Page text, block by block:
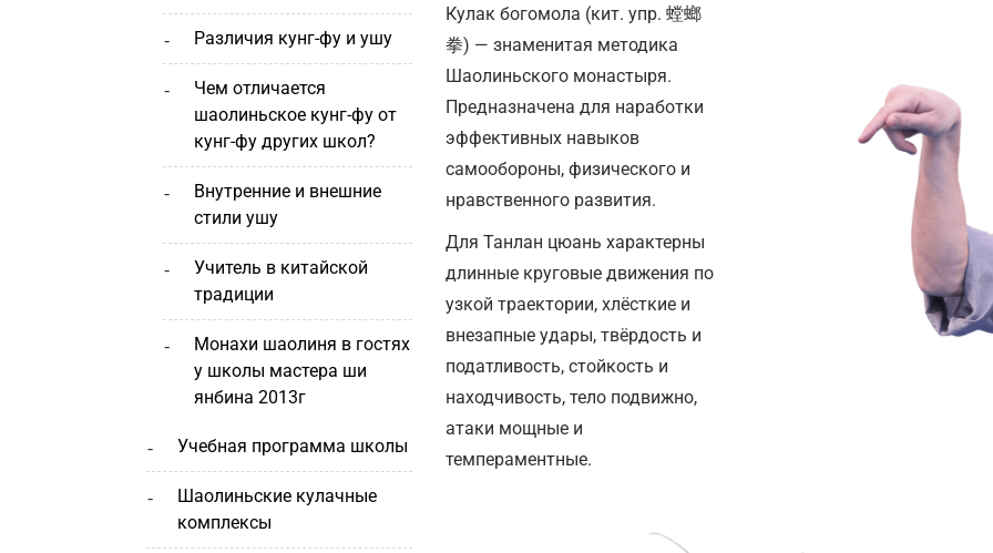
различия кунг-фу и ушу
чем отличается
шаолиньское кунг-фу от
кунг-фу других школ?
внутренние и внешние
стили ушу
учитель в китайской
традиции
монахи шаолиня в гостях
у школы мастера ши
янбина 2013г
учебная программа школы
шаолиньские кулачные
комплексы
Кулак богомола (кит. упр. 螳螂
拳) — знаменитая методика
Шаолиньского монастыря.
Предназначена для наработки
эффективных навыков
самообороны, физического и
нравственного развития.
Для Танлан цюань характерны
длинные круговые движения по
узкой траектории, хлёсткие и
внезапные удары, твёрдость и
податливость, стойкость и
находчивость, тело подвижно,
атаки мощные и
темпераментные.